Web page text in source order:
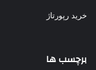
خرید رپورتاژ
برچسب ها